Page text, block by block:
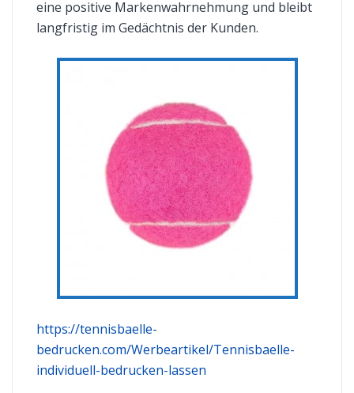
eine positive Markenwahrnehmung und bleibt
langfristig im Gedächtnis der Kunden.
https://tennisbaelle-
bedrucken.com/Werbeartikel/Tennisbaelle-
individuell-bedrucken-lassen